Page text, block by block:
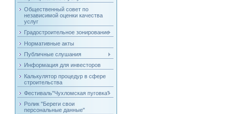
Общественный совет по
независимой оценки качества
услуг
Градостроительное зонирование
Нормативные акты
Публичные слушания
Информация для инвесторов
Калькулятор процедур в сфере
строительства
Фестиваль"Чухломская пуговка"
Ролик "Береги свои
персональные данные"